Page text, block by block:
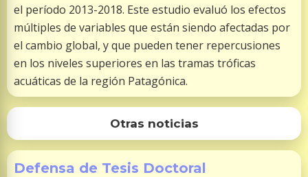
el período 2013-2018. Este estudio evaluó los efectos
múltiples de variables que están siendo afectadas por
el cambio global, y que pueden tener repercusiones
en los niveles superiores en las tramas tróficas
acuáticas de la región Patagónica.
Otras noticias
Defensa de Tesis Doctoral